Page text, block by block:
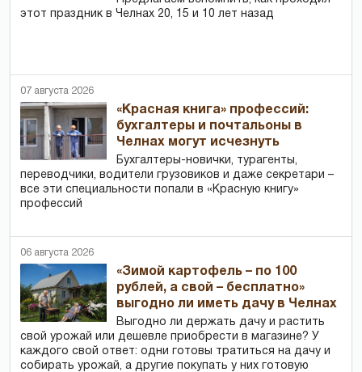
этот праздник в Челнах 20, 15 и 10 лет назад
07 августа 2026
«Красная книга» профессий:
бухгалтеры и почтальоны в
Челнах могут исчезнуть
Бухгалтеры-новички, тур­агенты,
переводчики, водители грузовиков и даже секретари –
все эти специальности попали в «Красную книгу»
профессий
06 августа 2026
«Зимой картофель – по 100
рублей, а свой – бесплатно»
выгодно ли иметь дачу в Челнах
Выгодно ли держать дачу и растить
свой урожай или дешевле приобрести в магазине? У
каждого свой ответ: одни готовы тратиться на дачу и
собирать урожай, а другие покупать у них готовую